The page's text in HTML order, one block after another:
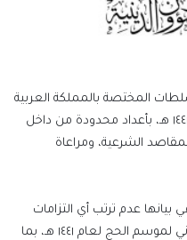
المختصة بالمملكة العربية
السعودية ، بشأن إقامة حج هذا العام ١٤٤١ هـ، بأعداد محدودة من داخل
الشرعية، ومراعاة
بيانها عدم ترتب أي التزامات
على المسجلين في نظام الحج الإلكتروني لموسم الحج لعام ١٤٤١ هـ، بما